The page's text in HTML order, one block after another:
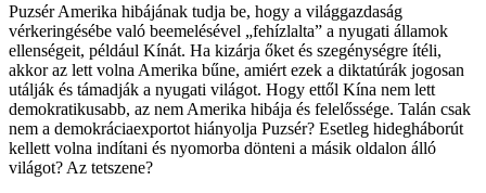
Puzsér Amerika hibájának tudja be, hogy a világgazdaság
vérkeringésébe való beemelésével „fehízlalta” a nyugati államok
ellenségeit, például Kínát. Ha kizárja őket és szegénységre ítéli,
akkor az lett volna Amerika bűne, amiért ezek a diktatúrák jogosan
utálják és támadják a nyugati világot. Hogy ettől Kína nem lett
demokratikusabb, az nem Amerika hibája és felelőssége. Talán csak
nem a demokráciaexportot hiányolja Puzsér? Esetleg hidegháborút
kellett volna indítani és nyomorba dönteni a másik oldalon álló
világot? Az tetszene?